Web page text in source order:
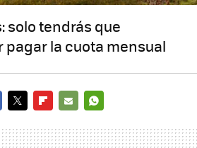
solo tendrás que
la cuota mensual
MAIL